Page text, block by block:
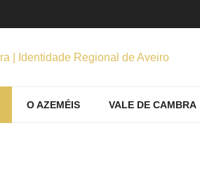
O AZEMÉIS VALE DE CAMBRA